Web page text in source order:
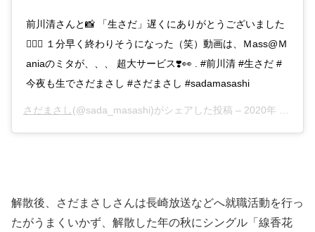
前川清さんと📸 「生さだ」遅くにありがとうございました
🙇🏻‍♂️ １分早く終わりそうになった（笑）動画は、Ｍass@Ｍ
aniaのミタが、、、 超大サービス❣️👀 . #前川清 #生さだ #
今夜も生でさだまさし #さだまさし #sadamasashi
さだまさし(@sada_masashi)がシェアした投稿 – 2020年 8月月23日午前4時53分PDT
解散後、さだまさしさんは長崎放送などへ就職活動を行っ
たがうまくいかず、解散した年の秋にシングル「線香花